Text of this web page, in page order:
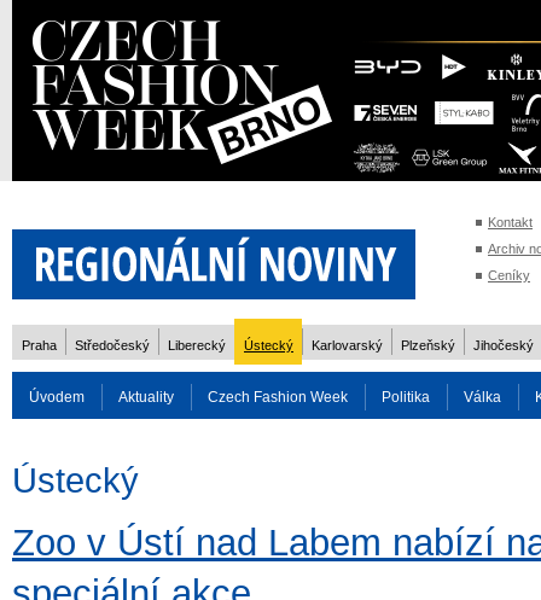
Kontakt
Archiv
Ceníky
Praha Středočeský Liberecký Ústecký Karlovarský Plzeňský Jihočeský
Úvodem Aktuality Czech Fashion Week Politika Válka
Ústecký
Zoo v Ústí nad Labem nabízí